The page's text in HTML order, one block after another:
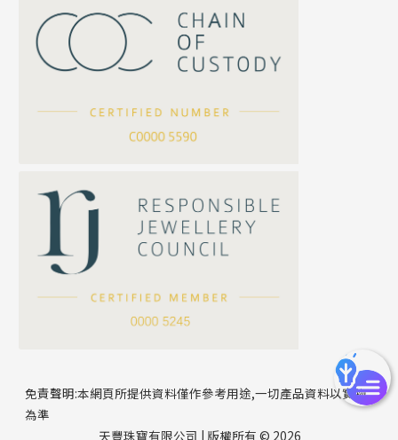
公司名稱
聯絡電話
S車花鏈系列
珍珠鏈系列
坦克鏈系列
滿天星鏈系列
方假繩鏈系列
珠扣
免責聲明:本網頁所提供資料僅作參考用途,一切產品資料以實物
為準
天豐珠寶有限公司 | 版權所有 © 2026